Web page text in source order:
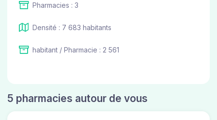
Pharmacies : 3
Densité : 7 683 habitants
habitant / Pharmacie : 2 561
5 pharmacies autour de vous